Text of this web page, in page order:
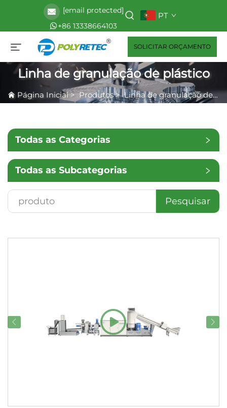
[email protected]
+86 13338664103
PT
SOLICITAR ORÇAMENTO
Linha de granulação de plástico
Página Inicial>Produtos>Linha de granulação de plástico
Todas as Categorias
Todas as Subcategorias
Pesquisar